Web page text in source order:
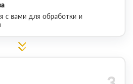
с вами для обработки и